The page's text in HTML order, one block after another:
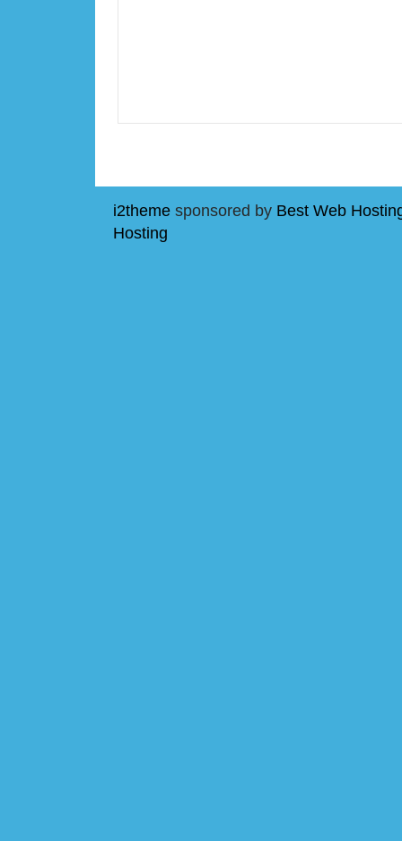
i2theme sponsored by Best Web
Hosting